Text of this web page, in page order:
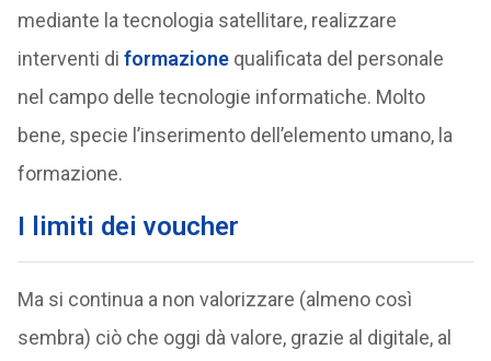
mediante la tecnologia satellitare, realizzare
interventi di formazionequalificata del personale
nel campo delle tecnologie informatiche. Molto
bene, specie l’inserimento dell’elemento umano, la
formazione.
I limiti dei voucher
Ma si continua a non valorizzare (almeno così
sembra) ciò che oggi dà valore, grazie al digitale, al